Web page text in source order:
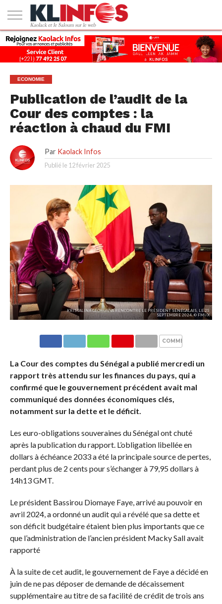
#2
(PAS
DE
TITRE)
KAOLACK
POLITIQUE
ECONOMIE
SOCIÉTÉ
CULTURE
PEOPLE
SPORT
SANTÉ
AFRIQUE
INTERNATIONAL
EMPLOI &
FORMATION
ECONOMIE
Publication de l’audit de la
Cour des comptes : la
réaction à chaud du FMI
Par Kaolack Infos
Publié le 12 février 2025
KRISTALINA GEORGIEVA RENCONTRE LE PRÉSIDENT SÉNÉGALAIS, LE 25
SEPTEMBRE 2024. © FMI/X
COMMENTAIRES
La Cour des comptes du Sénégal a publié mercredi un
rapport très attendu sur les finances du pays, qui a
confirmé que le gouvernement précédent avait mal
communiqué des données économiques clés,
notamment sur la dette et le déficit.
Les euro-obligations souveraines du Sénégal ont chuté
après la publication du rapport. L’obligation libellée en
dollars à échéance 2033 a été la principale source de pertes,
perdant plus de 2 cents pour s’échanger à 79,95 dollars à
14h13 GMT.
Le président Bassirou Diomaye Faye, arrivé au pouvoir en
avril 2024, a ordonné un audit qui a révélé que sa dette et
son déficit budgétaire étaient bien plus importants que ce
que l’administration de l’ancien président Macky Sall avait
rapporté
À la suite de cet audit, le gouvernement de Faye a décidé en
juin de ne pas déposer de demande de décaissement
supplémentaire au titre de sa facilité de crédit de trois ans